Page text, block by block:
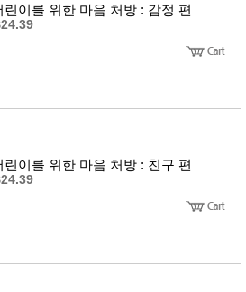
린이를 위한 마음 처방 : 감정 편
린이를 위한 마음 처방 : 친구 편